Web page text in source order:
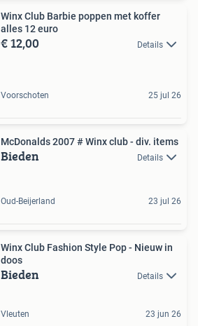
Winx Club Barbie poppen met koffer
alles 12 euro
€ 12,00 Details
Voorschoten 25 jul 26
McDonalds 2007 # Winx club - div. items
Bieden Details
Oud-Beijerland 23 jul 26
Winx Club Fashion Style Pop - Nieuw in
doos
Bieden Details
Vleuten 23 jun 26